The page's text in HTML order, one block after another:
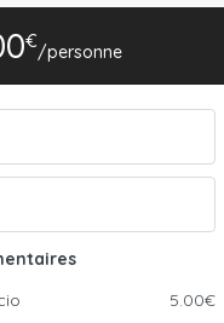
€/personne
5.00€